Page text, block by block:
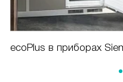
ecoPlus в приборах